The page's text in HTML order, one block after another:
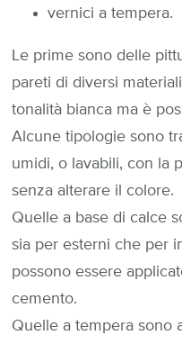
vernici a tempera.
Le prime sono delle
pareti di diversi
tonalità bianca ma è
Alcune tipologie sono
umidi, o lavabili, con la
senza alterare il colore.
Quelle a base di calce
sia per esterni che per
possono essere
cemento.
Quelle a tempera sono